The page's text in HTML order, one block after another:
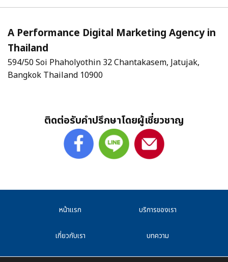
A Performance Digital Marketing Agency in
Thailand
594/50 Soi Phaholyothin 32 Chantakasem, Jatujak,
Bangkok Thailand 10900
ติดต่อรับคำปรึกษาโดยผู้เชี่ยวชาญ
หน้าแรก บริการของเรา
เกี่ยวกับเรา บทความ